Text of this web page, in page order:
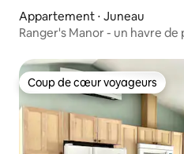
Appartement ⋅ Juneau
Ranger's Manor - un havre de
Coup de cœur voyageurs
Coup de cœur voyageurs